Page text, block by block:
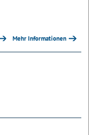
Mehr Informationen